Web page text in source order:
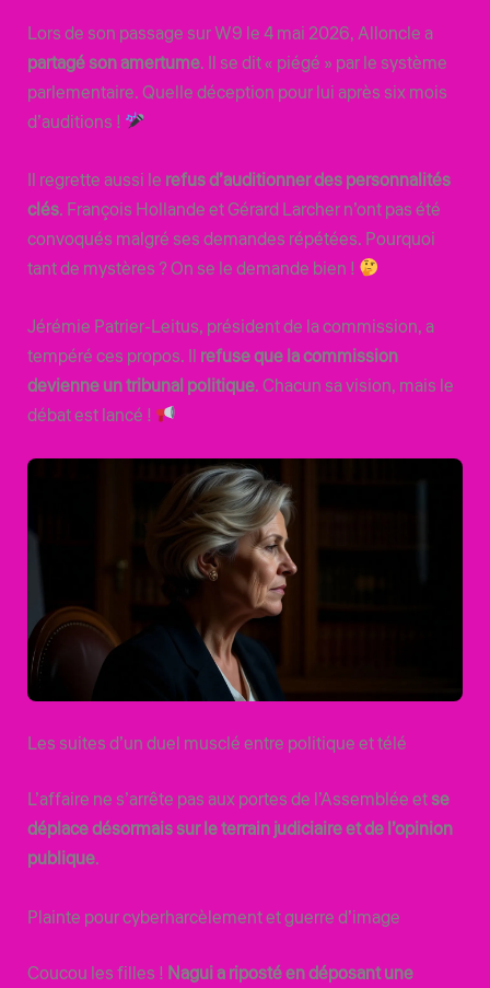
Lors de son passage sur W9 le 4 mai 2026, Alloncle a
partagé son amertume. Il se dit « piégé » par le système
parlementaire. Quelle déception pour lui après six mois
d’auditions !
Il regrette aussi le refus d’auditionner des personnalités
clés. François Hollande et Gérard Larcher n’ont pas été
convoqués malgré ses demandes répétées. Pourquoi
tant de mystères ? On se le demande bien !
Jérémie Patrier-Leitus, président de la commission, a
tempéré ces propos. Il refuse que la commission
devienne un tribunal politique. Chacun sa vision, mais le
débat est lancé !
Les suites d’un duel musclé entre politique et télé
L’affaire ne s’arrête pas aux portes de l’Assemblée etse
déplace désormais sur le terrain judiciaire et de l’opinion
publique.
Plainte pour cyberharcèlement et guerre d’image
Coucou les filles ! Nagui a riposté en déposant une